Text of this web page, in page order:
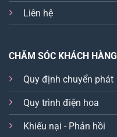
Liên hệ
CHĂM SÓC KHÁCH HÀNG
Quy định chuyển phát
Quy trình điện hoa
Khiếu nại - Phản hồi